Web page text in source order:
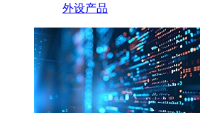
外设产品